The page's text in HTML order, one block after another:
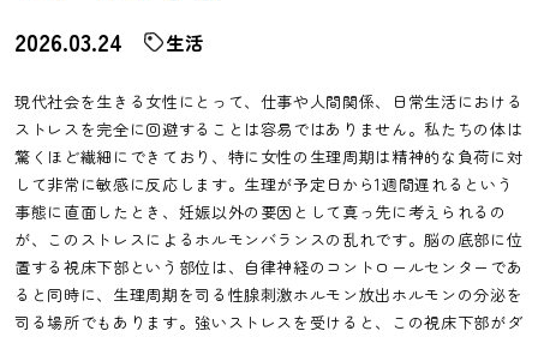
2026.03.24 生活
現代社会を生きる女性にとって、仕事や人間関係、日常生活における
ストレスを完全に回避することは容易ではありません。私たちの体は
驚くほど繊細にできており、特に女性の生理周期は精神的な負荷に対
して非常に敏感に反応します。生理が予定日から1週間遅れるという
事態に直面したとき、妊娠以外の要因として真っ先に考えられるの
が、このストレスによるホルモンバランスの乱れです。脳の底部に位
置する視床下部という部位は、自律神経のコントロールセンターであ
ると同時に、生理周期を司る性腺刺激ホルモン放出ホルモンの分泌を
司る場所でもあります。強いストレスを受けると、この視床下部がダ